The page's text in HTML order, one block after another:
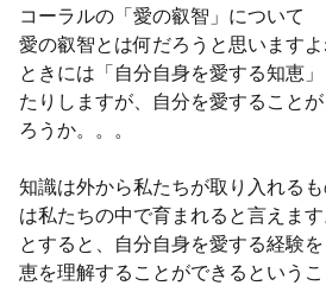
コーラルの「愛の叡智」について
愛の叡智とは何だろうと思いますよ
ときには「自分自身を愛する知恵
たりしますが、自分を愛すること
ろうか。。。
知識は外から私たちが取り入れる
は私たちの中で育まれると言えます
とすると、自分自身を愛する経験
恵を理解することができるというこ